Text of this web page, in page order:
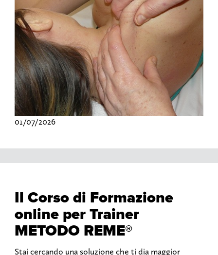
01/07/2026
Il Corso di Formazione
online per Trainer
METODO REME®
Stai cercando una soluzione che ti dia maggior